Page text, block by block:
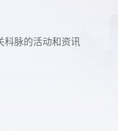
为持续增长而生
社区超市社群生鲜
科脉的活动和资讯